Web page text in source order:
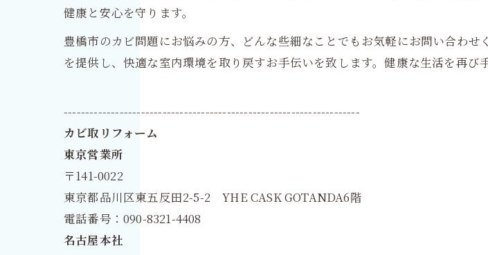
健康と安心を守ります。
豊橋市のカビ問題にお悩みの方、どんな些細なことでもお気軽にお問い合わ
を提供し、快適な室内環境を取り戻すお手伝いを致します。健康な生活を再び
---------------------------------------------------------------------
カビ取リフォーム
東京営業所
〒141-0022
東京都品川区東五反田2-5-2 YHE CASK GOTANDA6階
電話番号：090-8321-4408
名古屋本社